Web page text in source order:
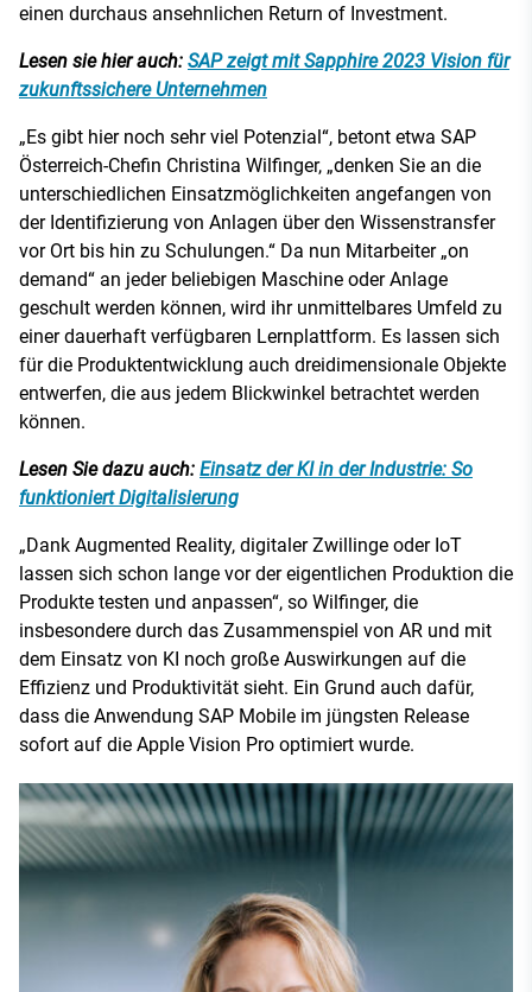
einen durchaus ansehnlichen Return of Investment.
Lesen sie hier auch: SAP zeigt mit Sapphire 2023 Vision für
zukunftssichere Unternehmen
„Es gibt hier noch sehr viel Potenzial“, betont etwa SAP
Österreich-Chefin Christina Wilfinger, „denken Sie an die
unterschiedlichen Einsatzmöglichkeiten angefangen von
der Identifizierung von Anlagen über den Wissenstransfer
vor Ort bis hin zu Schulungen.“ Da nun Mitarbeiter „on
demand“ an jeder beliebigen Maschine oder Anlage
geschult werden können, wird ihr unmittelbares Umfeld zu
einer dauerhaft verfügbaren Lernplattform. Es lassen sich
für die Produktentwicklung auch dreidimensionale Objekte
entwerfen, die aus jedem Blickwinkel betrachtet werden
können.
Lesen Sie dazu auch: Einsatz der KI in der Industrie: So
funktioniert Digitalisierung
„Dank Augmented Reality, digitaler Zwillinge oder IoT
lassen sich schon lange vor der eigentlichen Produktion die
Produkte testen und anpassen“, so Wilfinger, die
insbesondere durch das Zusammenspiel von AR und mit
dem Einsatz von KI noch große Auswirkungen auf die
Effizienz und Produktivität sieht. Ein Grund auch dafür,
dass die Anwendung SAP Mobile im jüngsten Release
sofort auf die Apple Vision Pro optimiert wurde.